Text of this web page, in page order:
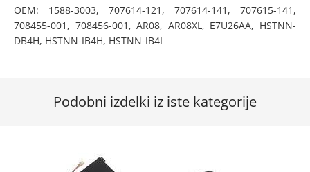
OEM: 1588-3003, 707614-121, 707614-141, 707615-141,
708455-001, 708456-001, AR08, AR08XL, E7U26AA, HSTNN-
DB4H, HSTNN-IB4H, HSTNN-IB4I
Podobni izdelki iz iste kategorije